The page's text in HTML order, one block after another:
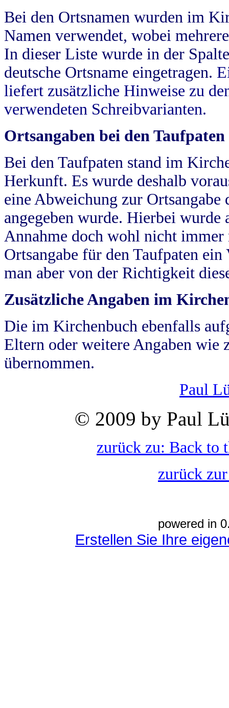
Bei den Ortsnamen wurden im
Namen verwendet, wobei
In dieser Liste wurde in der
deutsche Ortsname eingetragen.
liefert zusätzliche Hinweise zu
verwendeten Schreibvarianten.
Ortsangaben bei den Taufpaten
Bei den Taufpaten stand im
Herkunft. Es wurde deshalb
eine Abweichung zur
angegeben wurde. Hierbei wurde
Annahme doch wohl nicht
Ortsangabe für den Taufpaten
man aber von der Richtigkeit
Zusätzliche Angaben im
Die im Kirchenbuch ebenfalls
Eltern oder weitere Angaben wie
übernommen.
Paul
© 2009 by Paul
zurück zu: Back to
zurück
powered in
Erstellen Sie Ihre